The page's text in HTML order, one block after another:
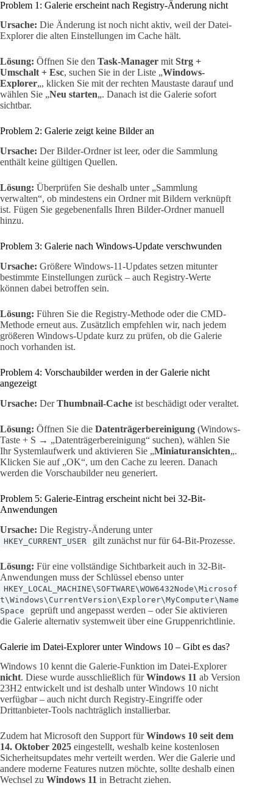
Problem 1: Galerie erscheint nach Registry-Änderung nicht
Ursache: Die Änderung ist noch nicht aktiv, weil der Datei-
Explorer die alten Einstellungen im Cache hält.
Lösung: Öffnen Sie den Task-Manager mit Strg +
Umschalt + Esc, suchen Sie in der Liste „Windows-
Explorer„, klicken Sie mit der rechten Maustaste darauf und
wählen Sie „Neu starten„. Danach ist die Galerie sofort
sichtbar.
Problem 2: Galerie zeigt keine Bilder an
Ursache: Der Bilder-Ordner ist leer, oder die Sammlung
enthält keine gültigen Quellen.
Lösung: Überprüfen Sie deshalb unter „Sammlung
verwalten“, ob mindestens ein Ordner mit Bildern verknüpft
ist. Fügen Sie gegebenenfalls Ihren Bilder-Ordner manuell
hinzu.
Problem 3: Galerie nach Windows-Update verschwunden
Ursache: Größere Windows-11-Updates setzen mitunter
bestimmte Einstellungen zurück – auch Registry-Werte
können dabei betroffen sein.
Lösung: Führen Sie die Registry-Methode oder die CMD-
Methode erneut aus. Zusätzlich empfehlen wir, nach jedem
größeren Windows-Update kurz zu prüfen, ob die Galerie
noch vorhanden ist.
Problem 4: Vorschaubilder werden in der Galerie nicht
angezeigt
Ursache: DerThumbnail-Cache ist beschädigt oder veraltet.
Lösung: Öffnen Sie die Datenträgerbereinigung (Windows-
Taste + S → „Datenträgerbereinigung“ suchen), wählen Sie
Ihr Systemlaufwerk und aktivieren Sie „Miniaturansichten„.
Klicken Sie auf „OK“, um den Cache zu leeren. Danach
werden die Vorschaubilder neu generiert.
Problem 5: Galerie-Eintrag erscheint nicht bei 32-Bit-
Anwendungen
Ursache: Die Registry-Änderung unter
HKEY_CURRENT_USER gilt zunächst nur für 64-Bit-Prozesse.
Lösung: Für eine vollständige Sichtbarkeit auch in 32-Bit-
Anwendungen muss der Schlüssel ebenso unter
HKEY_LOCAL_MACHINE\SOFTWARE\WOW6432Node\Microsof
t\Windows\CurrentVersion\Explorer\MyComputer\Name
Space
geprüft und angepasst werden – oder Sie aktivieren
die Galerie alternativ systemweit über eine Gruppenrichtlinie.
Galerie im Datei-Explorer unter Windows 10 – Gibt es das?
Windows 10 kennt die Galerie-Funktion im Datei-Explorer
nicht. Diese wurde ausschließlich fürWindows 11 ab Version
23H2 entwickelt und ist deshalb unter Windows 10 nicht
verfügbar – auch nicht durch Registry-Eingriffe oder
Drittanbieter-Tools nachträglich installierbar.
Zudem hat Microsoft den Support fürWindows 10 seit dem
14. Oktober 2025 eingestellt, weshalb keine kostenlosen
Sicherheitsupdates mehr verteilt werden. Wer die Galerie und
andere moderne Features nutzen möchte, sollte deshalb einen
Wechsel zu Windows 11 in Betracht ziehen.